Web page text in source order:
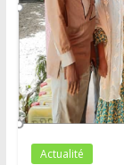
Actualité